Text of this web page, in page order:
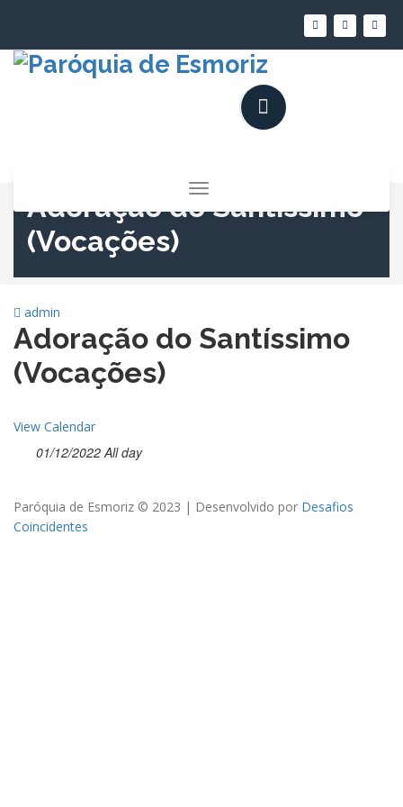
conteúdo
Alternar
a
Adoração do Santíssimo
(Vocações)
admin
Adoração do Santíssimo
(Vocações)
View Calendar
01/12/2022 All day
Paróquia de Esmoriz © 2023 | Desenvolvido por Desafios
Coincidentes